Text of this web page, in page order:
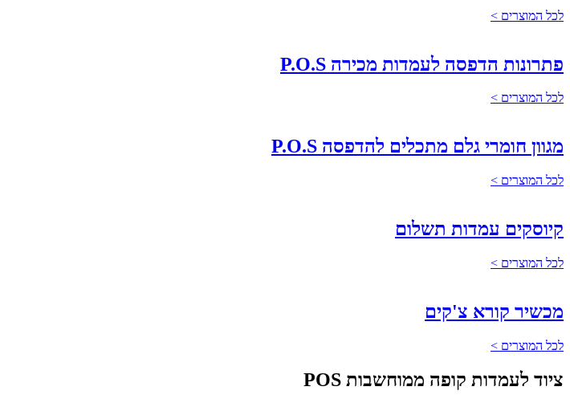
לכל המוצרים >
פתרונות הדפסה לעמדות מכירה P.O.S
לכל המוצרים >
מגוון חומרי גלם מתכלים להדפסה P.O.S
לכל המוצרים >
קיוסקים עמדות תשלום
לכל המוצרים >
מכשיר קורא צ'קים
לכל המוצרים >
ציוד לעמדות קופה ממוחשבות POS